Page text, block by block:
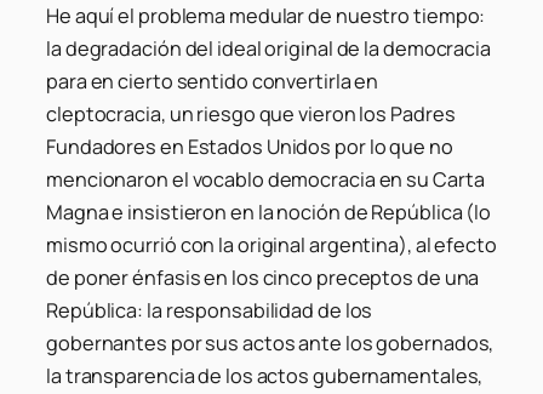
He aquí el problema medular de nuestro tiempo:
la degradación del ideal original de la democracia
para en cierto sentido convertirla en
cleptocracia, un riesgo que vieron los Padres
Fundadores en Estados Unidos por lo que no
mencionaron el vocablo democracia en su Carta
Magna e insistieron en la noción de República (lo
mismo ocurrió con la original argentina), al efecto
de poner énfasis en los cinco preceptos de una
República: la responsabilidad de los
gobernantes por sus actos ante los gobernados,
la transparencia de los actos gubernamentales,